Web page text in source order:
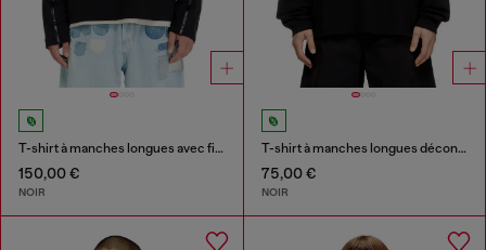
T-shirt à manches longues avec finitions ton sur ton
150,00 €
NOIR
T-shirt à manches longues décontractée avec logo Biscotto
75,00 €
NOIR